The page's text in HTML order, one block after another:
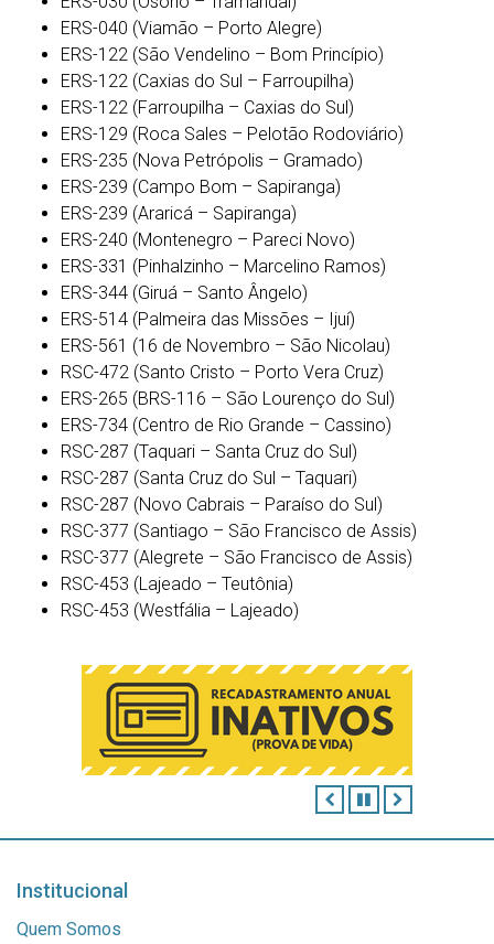
ERS-040 (Viamão – Porto Alegre)
ERS-122 (São Vendelino – Bom Princípio)
ERS-122 (Caxias do Sul – Farroupilha)
ERS-122 (Farroupilha – Caxias do Sul)
ERS-129 (Roca Sales – Pelotão Rodoviário)
ERS-235 (Nova Petrópolis – Gramado)
ERS-239 (Campo Bom – Sapiranga)
ERS-239 (Araricá – Sapiranga)
ERS-240 (Montenegro – Pareci Novo)
ERS-331 (Pinhalzinho – Marcelino Ramos)
ERS-344 (Giruá – Santo Ângelo)
ERS-514 (Palmeira das Missões – Ijuí)
ERS-561 (16 de Novembro – São Nicolau)
RSC-472 (Santo Cristo – Porto Vera Cruz)
ERS-265 (BRS-116 – São Lourenço do Sul)
ERS-734 (Centro de Rio Grande – Cassino)
RSC-287 (Taquari – Santa Cruz do Sul)
RSC-287 (Santa Cruz do Sul – Taquari)
RSC-287 (Novo Cabrais – Paraíso do Sul)
RSC-377 (Santiago – São Francisco de Assis)
RSC-377 (Alegrete – São Francisco de Assis)
RSC-453 (Lajeado – Teutônia)
RSC-453 (Westfália – Lajeado)
ANTERIOR
PAUSAR
Institucional
Quem Somos